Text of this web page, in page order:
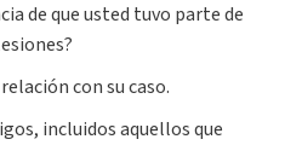
de que usted tuvo parte de
con su caso.
incluidos aquellos que